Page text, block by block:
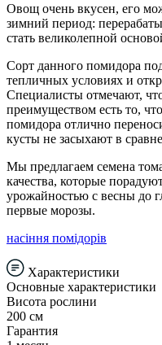
Овощ очень вкусен, его
зимний период:
стать великолепной
Сорт данного помидора
тепличных условиях и
Специалисты отмечают,
преимуществом есть то,
помидора отлично
кусты не засыхают в
Мы предлагаем семена
качества, которые
урожайностью с весны до
первые морозы.
насіння помідорів
Характеристики
Основные характеристики
Висота рослини
200 см
Гарантия